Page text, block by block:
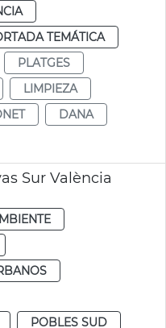
TEMÁTICA
PLATGES
LIMPIEZA
DANA
Sur València
POBLES SUD